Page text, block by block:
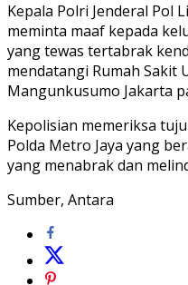
Kepala Polri Jenderal Pol
meminta maaf kepada
yang tewas tertabrak
mendatangi Rumah Sakit
Mangunkusumo Jakarta
Kepolisian memeriksa
Polda Metro Jaya yang
yang menabrak dan
Sumber, Antara